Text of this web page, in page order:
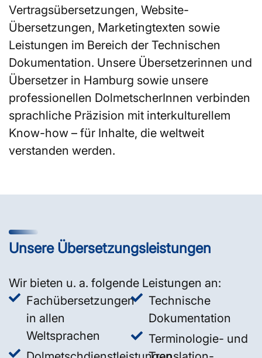
Vertragsübersetzungen, Website-
Übersetzungen, Marketingtexten sowie
Leistungen im Bereich der Technischen
Dokumentation. Unsere Übersetzerinnen und
Übersetzer in Hamburg sowie unsere
professionellen DolmetscherInnen verbinden
sprachliche Präzision mit interkulturellem
Know-how – für Inhalte, die weltweit
verstanden werden.
Unsere Übersetzungsleistungen
Wir bieten u. a. folgende Leistungen an:
Fachübersetzungen
in allen
Weltsprachen
Technische
Dokumentation
Terminologie- und